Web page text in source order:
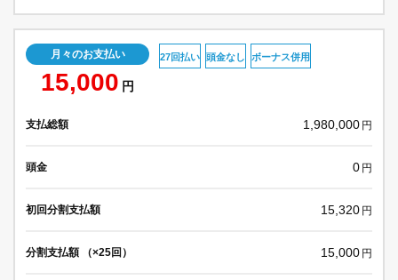
月々のお支払い
15,000 円
27回払い 頭金なし ボーナス併用
支払総額 1,980,000 円
頭金 0 円
初回分割支払額 15,320 円
分割支払額 （×25回） 15,000 円